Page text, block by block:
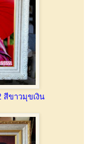
สีขาวมุขเงิน